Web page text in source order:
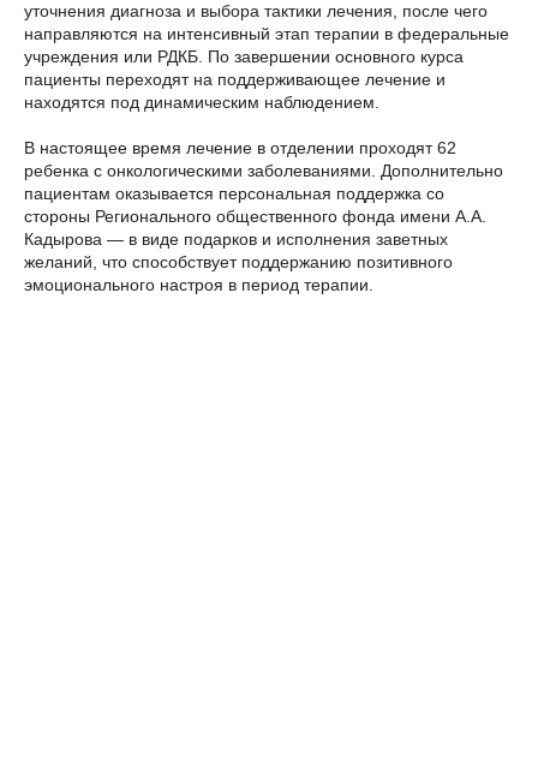
уточнения диагноза и выбора тактики лечения, после чего
направляются на интенсивный этап терапии в федеральные
учреждения или РДКБ. По завершении основного курса
пациенты переходят на поддерживающее лечение и
находятся под динамическим наблюдением.
В настоящее время лечение в отделении проходят 62
ребенка с онкологическими заболеваниями. Дополнительно
пациентам оказывается персональная поддержка со
стороны Регионального общественного фонда имени А.А.
Кадырова — в виде подарков и исполнения заветных
желаний, что способствует поддержанию позитивного
эмоционального настроя в период терапии.